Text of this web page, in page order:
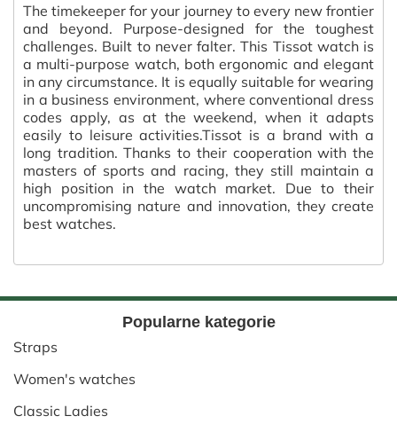
The timekeeper for your journey to every new frontier
and beyond. Purpose-designed for the toughest
challenges. Built to never falter. This Tissot watch is
a multi-purpose watch, both ergonomic and elegant
in any circumstance. It is equally suitable for wearing
in a business environment, where conventional dress
codes apply, as at the weekend, when it adapts
easily to leisure activities.Tissot is a brand with a
long tradition. Thanks to their cooperation with the
masters of sports and racing, they still maintain a
high position in the watch market. Due to their
uncompromising nature and innovation, they create
best watches.
Popularne kategorie
Straps
Women's watches
Classic Ladies